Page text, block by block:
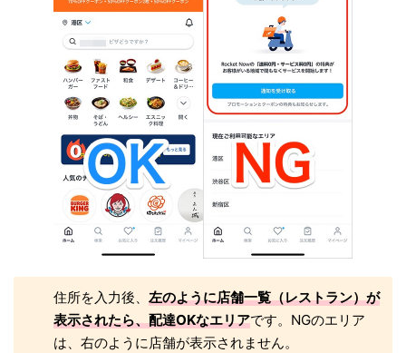
住所を入力後、左のように店舗一覧（レストラン）が
表示されたら、配達OKなエリアです。NGのエリア
は、右のように店舗が表示されません。